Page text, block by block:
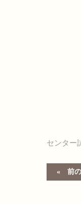
センター
前